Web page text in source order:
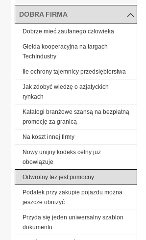
DOBRA FIRMA
Dobrze mieć zaufanego człowieka
Giełda kooperacyjna na targach
TechIndustry
Ile ochrony tajemnicy przedsiębiorstwa
Jak zdobyć wiedzę o azjatyckich
rynkach
Katalogi branżowe szansą na bezpłatną
promocję za granicą
Na koszt innej firmy
Nowy unijny kodeks celny już
obowiązuje
Odwrotny też jest pomocny
Podatek przy zakupie pojazdu można
jeszcze obniżyć
Przyda się jeden uniwersalny szablon
dokumentu